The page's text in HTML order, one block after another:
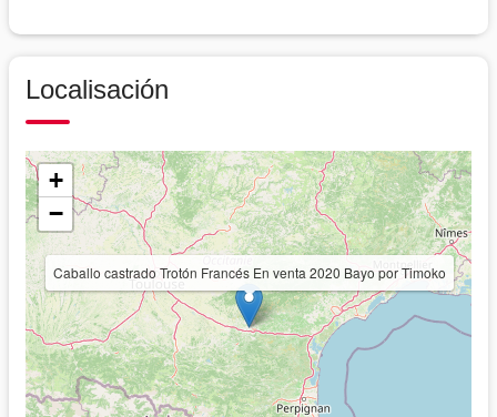
Localisación
Caballo castrado Trotón Francés En venta 2020 Bayo por Timoko
+
−